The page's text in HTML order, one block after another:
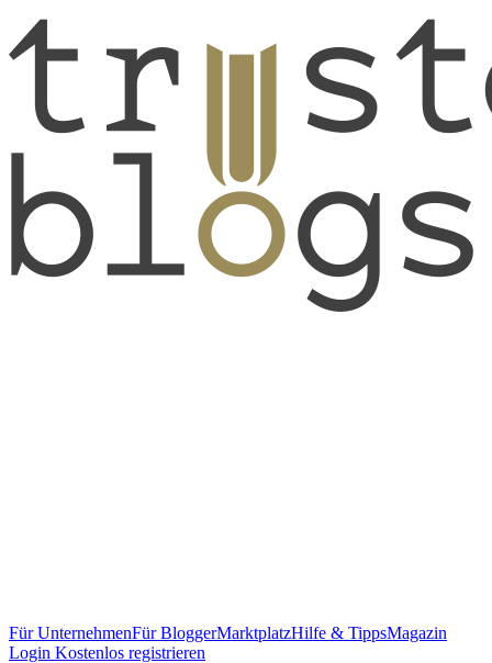
Für UnternehmenFür BloggerMarktplatzHilfe & TippsMagazin
Login Kostenlos registrieren